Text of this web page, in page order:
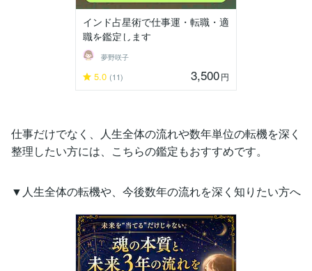
インド占星術で仕事運・転職・適
職を鑑定します
夢野咲子
5.0 (11) 3,500円
仕事だけでなく、人生全体の流れや数年単位の転機を深く
整理したい方には、こちらの鑑定もおすすめです。
▼人生全体の転機や、今後数年の流れを深く知りたい方へ